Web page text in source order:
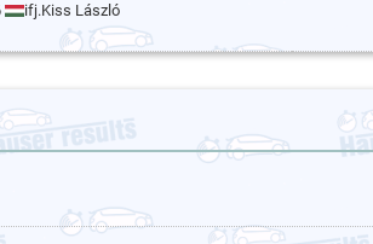
ifj.Kiss László